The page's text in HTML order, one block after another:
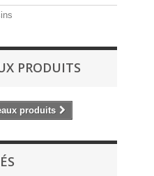
PRODUITS
produits